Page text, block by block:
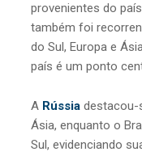
provenientes do
também foi
do Sul, Europa e
país é um ponto
A Rússia destacou-
Ásia, enquanto o
Sul, evidenciando